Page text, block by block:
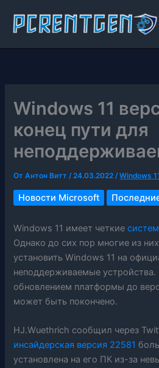
содержимому
Windows 11
конец пути для
ОтАнтон Витт/24.03.2022/Windows
Новости Microsoft
Windows 11 имеет четкие
Однако до сих пор многие из
установить Windows 11 на
неподдерживаемые
обновлением платформы до
может быть покончено.
HJ.Wuethrich сообщил через
инсайдерская версия 22581
установлена ​​на его ПК из-за